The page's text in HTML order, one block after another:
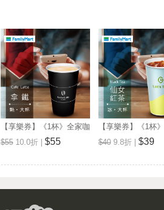
【享樂券】《1杯》全家咖
啡Let's Café-熱拿鐵(大杯)
$55 10.0折 | $55
【享樂券】《1杯
品茶Let's Tea-冰
(大杯)
$40 9.8折 | $39